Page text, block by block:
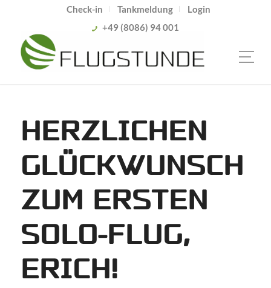
Check-in Tankmeldung
Login
+49 (8086) 94 001
HERZLICHEN
GLÜCKWUNSCH
ZUM ERSTEN
SOLO-FLUG,
ERICH!